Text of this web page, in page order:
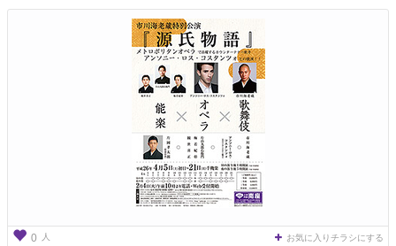
g
0 人 お気に入りチラシにする